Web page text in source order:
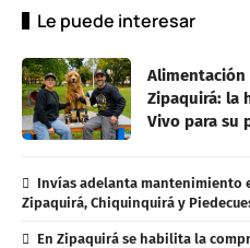
Le puede interesar
Alimentación
Zipaquirá: la
Vivo para su
Invías adelanta mantenimiento
Zipaquirá, Chiquinquirá y
En Zipaquirá se habilita la